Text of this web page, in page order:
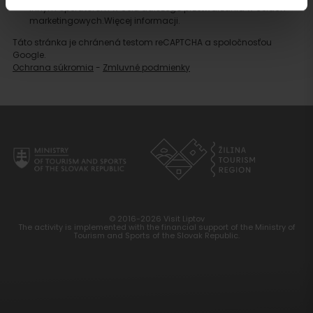
noclegu
innym operatorom w celu dalszego przetwarzania w celach
marketingowych.Więcej informacji.
Táto stránka je chránená testom reCAPTCHA a spoločnosťou
Google.
Ochrana súkromia - Zmluvné podmienky
© 2016-2026 Visit Liptov
The activity is implemented with the financial support of the Ministry of
Tourism and Sports of the Slovak Republic.